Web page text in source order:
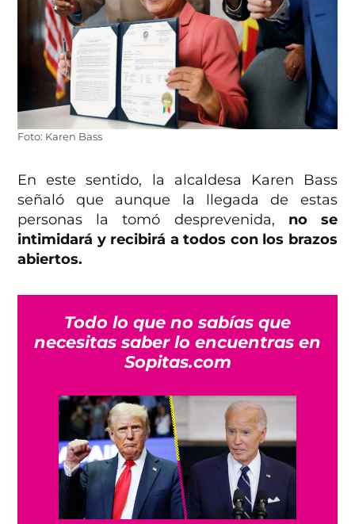
Foto: Karen Bass
En este sentido, la alcaldesa Karen Bass
señaló que aunque la llegada de estas
personas la tomó desprevenida, no se
intimidará y recibirá a todos con los brazos
abiertos.
Todo lo que no sabías que
necesitas saber lo encuentras en
Sopitas.com